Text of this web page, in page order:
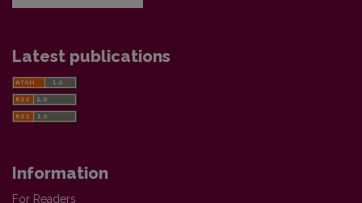
Latest publications
Information
For Readers